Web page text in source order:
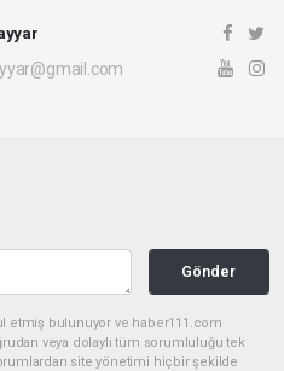
Gönder
etmiş bulunuyor ve haber111.com
veya dolaylı tüm sorumluluğu tek
site yönetimi hiçbir şekilde